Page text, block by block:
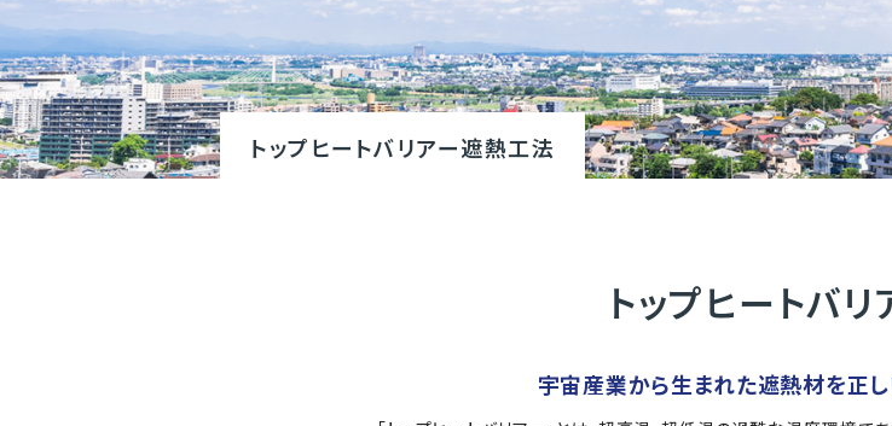
トップヒートバリアー遮熱工法
トップヒートバ
宇宙産業から生まれた遮熱材を正